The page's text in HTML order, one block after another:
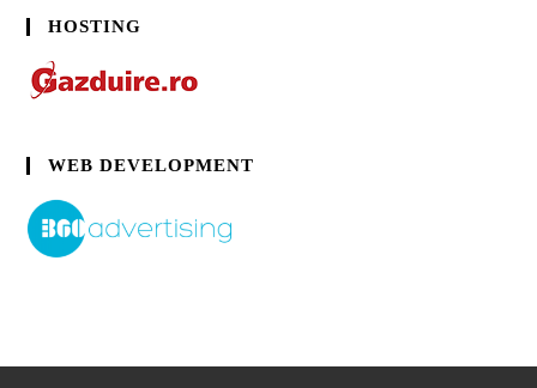
HOSTING
WEB DEVELOPMENT